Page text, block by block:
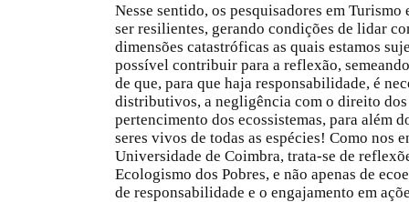
Nesse sentido, os pesquisadores em
ser resilientes, gerando condições de lidar
dimensões catastróficas as quais estamos
possível contribuir para a reflexão,
de que, para que haja responsabilidade, é
distributivos, a negligência com o direito dos
pertencimento dos ecossistemas, para além
seres vivos de todas as espécies! Como nos
Universidade de Coimbra, trata-se de
Ecologismo dos Pobres, e não apenas de
de responsabilidade e o engajamento em